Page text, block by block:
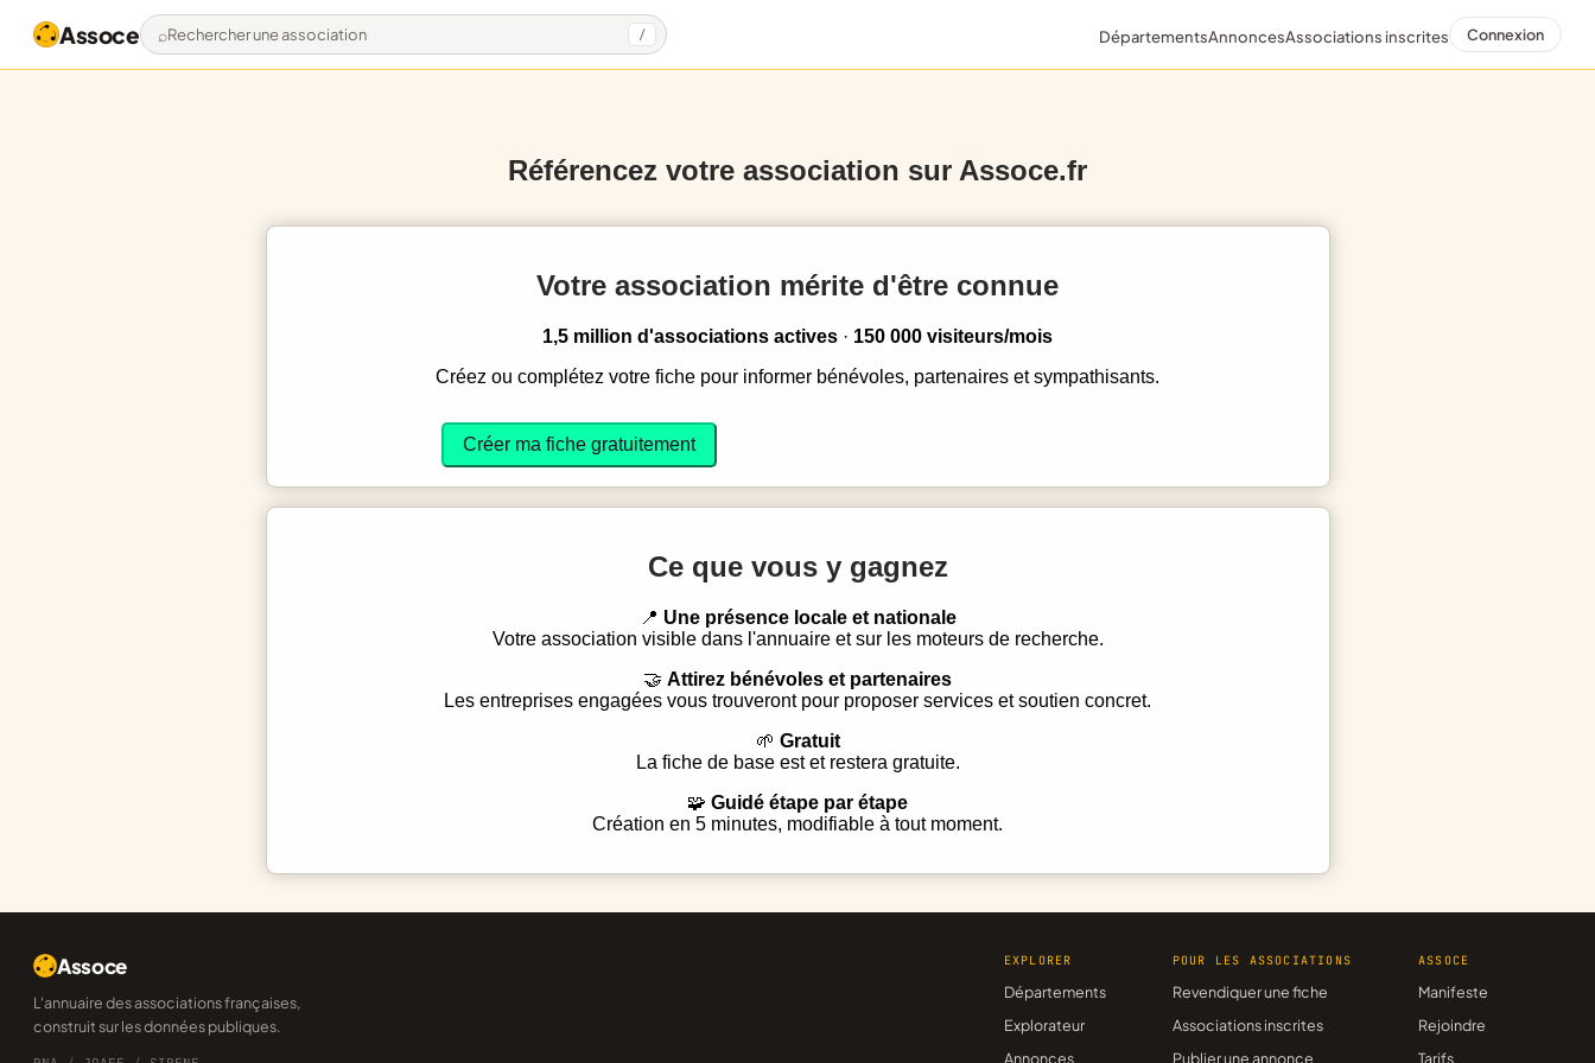
Assoce Rechercher une association / DépartementsAnnoncesAssociations inscrites Connexion
Référencez votre association sur Assoce.fr
Votre association mérite d'être connue
1,5 million d'associations actives · 150 000 visiteurs/mois
Créez ou complétez votre fiche pour informer bénévoles, partenaires et sympathisants.
Créer ma fiche gratuitement
Ce que vous y gagnez
Une présence locale et nationale
Votre association visible dans l'annuaire et sur les moteurs de recherche.
Attirez bénévoles et partenaires
Les entreprises engagées vous trouveront pour proposer services et soutien concret.
Gratuit
La fiche de base est et restera gratuite.
Guidé étape par étape
Création en 5 minutes, modifiable à tout moment.
Assoce
L'annuaire des associations françaises,
construit sur les données publiques.
EXPLORER
Départements
Explorateur
Annonces
POUR LES ASSOCIATIONS
Revendiquer une fiche
Associations inscrites
Publier une annonce
ASSOCE
Manifeste
Rejoindre
Tarifs